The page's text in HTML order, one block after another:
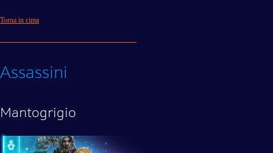
Torna in cima
Assassini
Mantogrigio